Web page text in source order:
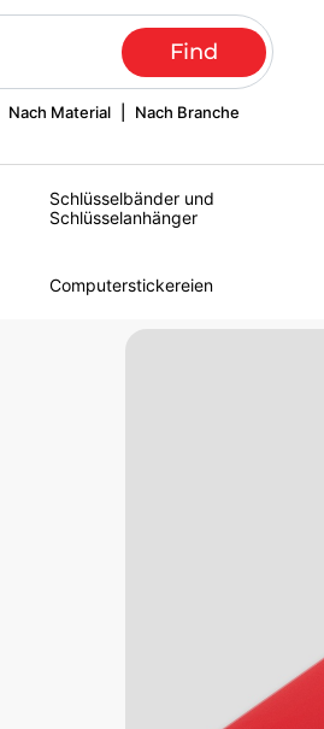
Nach Material Nach Branche
Schlüsselbänder und
Schlüsselanhänger
Computerstickereien